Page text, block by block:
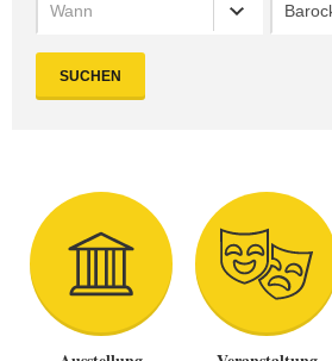
Wann
SUCHEN